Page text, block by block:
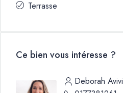
Terrasse
Ce bien vous intéresse ?
Deborah Avivi